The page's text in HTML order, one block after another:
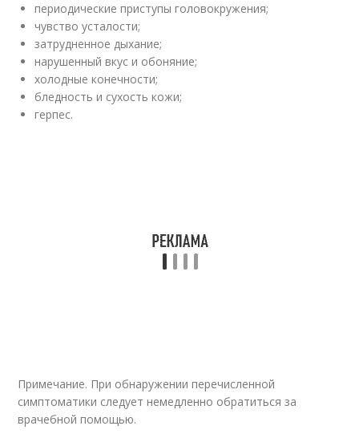
периодические приступы головокружения;
чувство усталости;
затрудненное дыхание;
нарушенный вкус и обоняние;
холодные конечности;
бледность и сухость кожи;
герпес.
Примечание. При обнаружении перечисленной
симптоматики следует немедленно обратиться за
врачебной помощью.